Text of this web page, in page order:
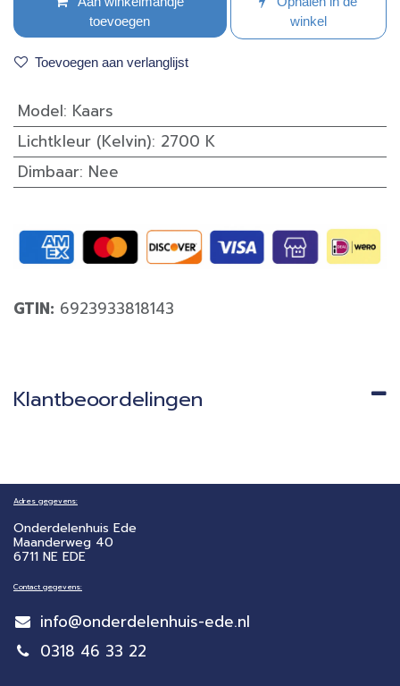
toevoegen
winkel
Toevoegen aan verlanglijst
Model: Kaars
Lichtkleur (Kelvin): 2700 K
Dimbaar: Nee
GTIN: 6923933818143
Klantbeoordelingen
Adres gegevens:
Onderdelenhuis Ede
Maanderweg 40
6711 NE EDE
Contact gegevens:
info@onderdelenhuis-ede.nl
0318 46 33 22